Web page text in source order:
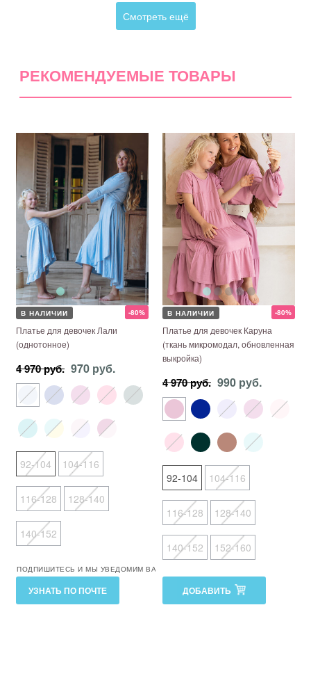
Смотреть ещё
РЕКОМЕНДУЕМЫЕ ТОВАРЫ
-80%
В НАЛИЧИИ
Платье для девочек Лали
(однотонное)
4 970 руб. 970 руб.
92-104 104-116
116-128 128-140
140-152
УЗНАТЬ ПО ПОЧТЕ
ПОДПИШИТЕСЬ И МЫ УВЕДОМИМ ВАС О ВОЗМОЖНОСТИ ЗАКАЗА
-80%
В НАЛИЧИИ
Платье для девочек Каруна
(ткань микромодал, обновленная
выкройка)
4 970 руб. 990 руб.
92-104 104-116
116-128 128-140
140-152 152-160
ДОБАВИТЬ